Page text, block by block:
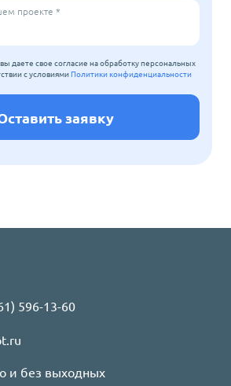
проекте *
даете свое согласие на обработку персональных
с условиямиПолитики конфиденциальности
заявку
596-13-60
и без выходных